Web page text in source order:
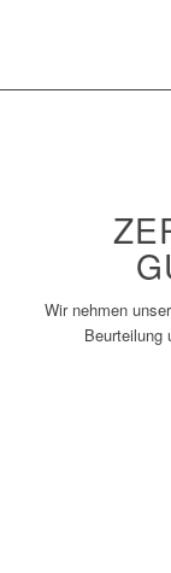
Wir nehmen
Beurteilung